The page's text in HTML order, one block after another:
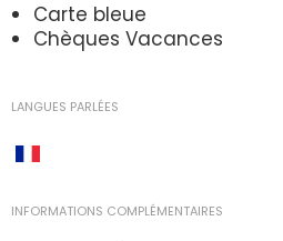
Carte bleue
Chèques Vacances
LANGUES PARLÉES
INFORMATIONS COMPLÉMENTAIRES